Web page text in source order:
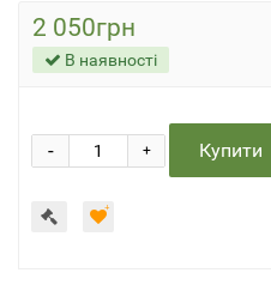
2 050грн
В наявності
+
- Купити